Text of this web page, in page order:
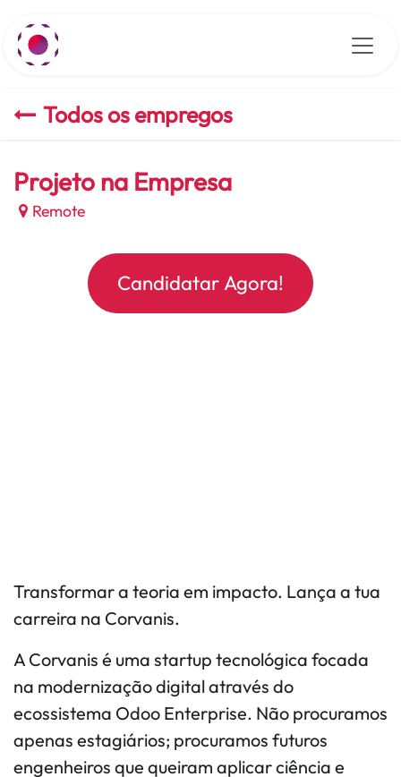
Todos os empregos
Projeto na Empresa
Remote
Candidatar Agora!
Transformar a teoria em impacto. Lança a tua
carreira na Corvanis.
A Corvanis é uma startup tecnológica focada
na modernização digital através do
ecossistema Odoo Enterprise. Não procuramos
apenas estagiários; procuramos futuros
engenheiros que queiram aplicar ciência e